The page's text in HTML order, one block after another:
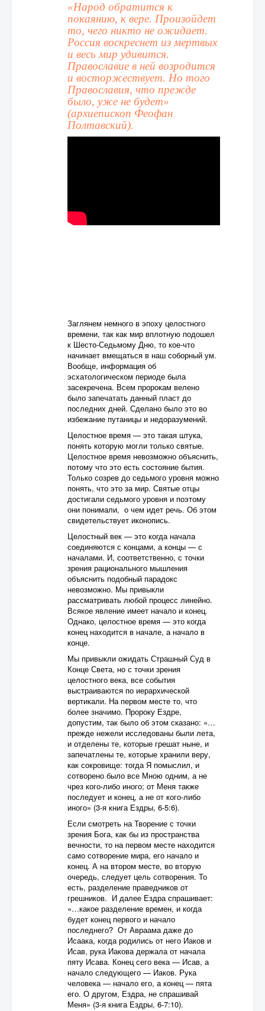
«Народ обратится к
покаянию, к вере. Произойдет
то, чего никто не ожидает.
Россия воскреснет из мертвых
и весь мир удивится.
Православие в ней возродится
и восторжествует. Но того
Православия, что прежде
было, уже не будет»
(архиепископ Феофан
Полтавский).
Заглянем немного в эпоху целостного
времени, так как мир вплотную подошел
к Шесто-Седьмому Дню, то кое-что
начинает вмещаться в наш соборный ум.
Вообще, информация об
эсхатологическом периоде была
засекречена. Всем пророкам велено
было запечатать данный пласт до
последних дней. Сделано было это во
избежание путаницы и недоразумений.
Целостное время — это такая штука,
понять которую могли только святые.
Целостное время невозможно объяснить,
потому что это есть состояние бытия.
Только созрев до седьмого уровня можно
понять, что это за мир. Святые отцы
достигали седьмого уровня и поэтому
они понимали, о чем идет речь. Об этом
свидетельствует иконопись.
Целостный век — это когда начала
соединяются с концами, а концы — с
началами. И, соответственно, с точки
зрения рационального мышления
объяснить подобный парадокс
невозможно. Мы привыкли
рассматривать любой процесс линейно.
Всякое явление имеет начало и конец.
Однако, целостное время — это когда
конец находится в начале, а начало в
конце.
Мы привыкли ожидать Страшный Суд в
Конце Света, но с точки зрения
целостного века, все события
выстраиваются по иерархической
вертикали. На первом месте то, что
более значимо. Пророку Ездре,
допустим, так было об этом сказано: «…
прежде нежели исследованы были лета,
и отделены те, которые грешат ныне, и
запечатлены те, которые хранили веру,
как сокровище: тогда Я помыслил, и
сотворено было все Мною одним, а не
чрез кого-либо иного; от Меня также
последует и конец, а не от кого-либо
иного» (3-я книга Ездры, 6-5:6).
Если смотреть на Творение с точки
зрения Бога, как бы из пространства
вечности, то на первом месте находится
само сотворение мира, его начало и
конец. А на втором месте, во вторую
очередь, следует цель сотворения. То
есть, разделение праведников от
грешников. И далее Ездра спрашивает:
«…какое разделение времен, и когда
будет конец первого и начало
последнего? От Авраама даже до
Исаака, когда родились от него Иаков и
Исав, рука Иакова держала от начала
пяту Исава. Конец сего века — Исав, а
начало следующего — Иаков. Рука
человека — начало его, а конец — пята
его. О другом, Ездра, не спрашивай
Меня» (3-я книга Ездры, 6-7:10).